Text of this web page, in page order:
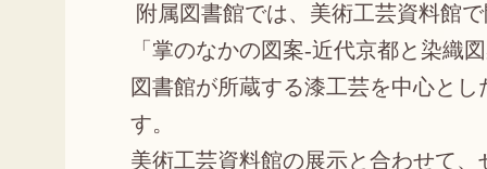
附属図書館では、美術工芸資料館
「掌のなかの図案-近代京都と染織
図書館が所蔵する漆工芸を中心と
す。
美術工芸資料館の展示と合わせて